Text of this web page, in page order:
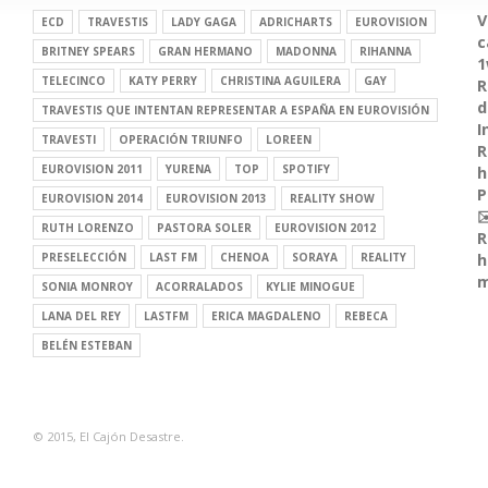
ECD TRAVESTIS LADY GAGA ADRICHARTS
EUROVISION
BRITNEY SPEARS
GRAN HERMANO MADONNA
RIHANNA
TELECINCO
KATY PERRY CHRISTINA AGUILERA
GAY
TRAVESTIS QUE INTENTAN REPRESENTAR A ESPAÑA EN EUROVISIÓN
TRAVESTI
OPERACIÓN TRIUNFO
LOREEN
EUROVISION 2011
YURENA TOP
SPOTIFY
EUROVISION 2014
EUROVISION 2013
REALITY SHOW
RUTH LORENZO
PASTORA SOLER
EUROVISION 2012
PRESELECCIÓN
LAST FM CHENOA SORAYA
REALITY
SONIA MONROY
ACORRALADOS
KYLIE MINOGUE
LANA DEL REY
LASTFM ERICA MAGDALENO
REBECA
BELÉN ESTEBAN
© 2015, El Cajón Desastre.